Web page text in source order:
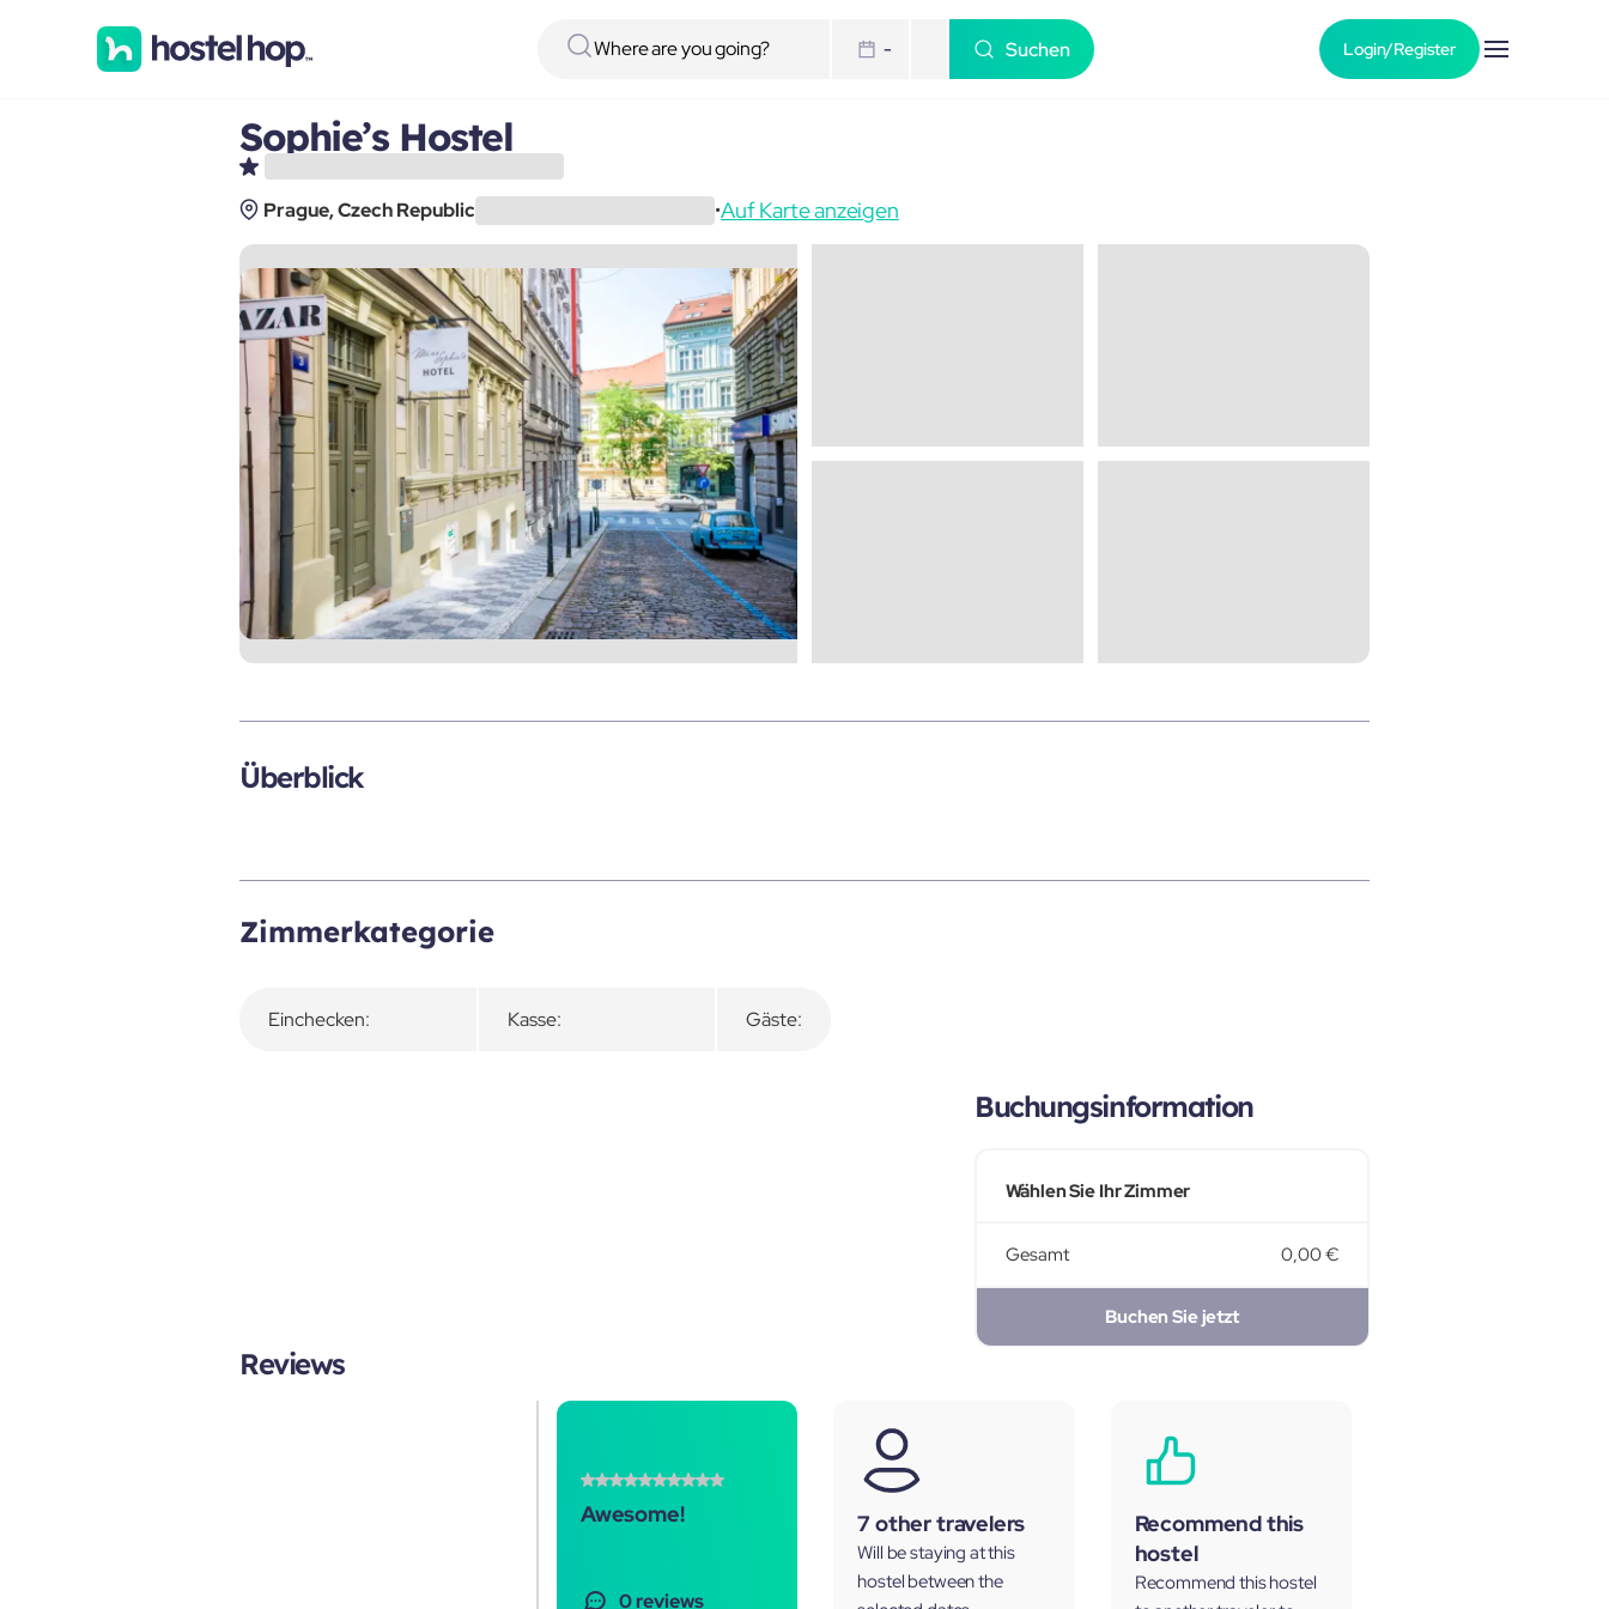
- Suchen Login/Register
Sophie’s Hostel
Prague, Czech Republic •Auf Karte anzeigen
Überblick
Zimmerkategorie
Einchecken: Kasse: Gäste:
Buchungsinformation
Wählen Sie Ihr Zimmer
Gesamt 0,00 €
Buchen Sie jetzt
Reviews
Awesome!
0 reviews
7 other travelers
Will be staying at this
hostel between the
Recommend this
hostel
Recommend this hostel